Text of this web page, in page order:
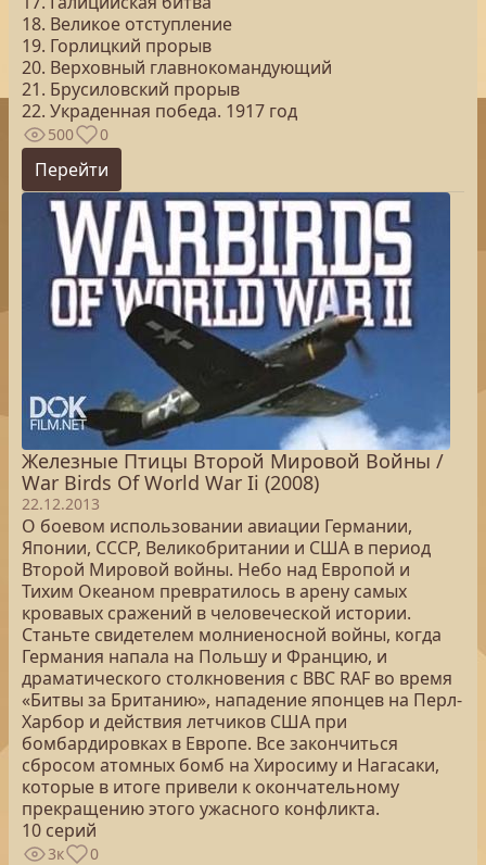
18. Великое отступление
19. Горлицкий прорыв
20. Верховный главнокомандующий
21. Брусиловский прорыв
22. Украденная победа. 1917 год
500 0
Перейти
Железные Птицы Второй Мировой Войны /
War Birds Of World War Ii (2008)
22.12.2013
О боевом использовании авиации Германии,
Японии, СССР, Великобритании и США в период
Второй Мировой войны. Небо над Европой и
Тихим Океаном превратилось в арену самых
кровавых сражений в человеческой истории.
Станьте свидетелем молниеносной войны, когда
Германия напала на Польшу и Францию, и
драматического столкновения с ВВС RAF во время
«Битвы за Британию», нападение японцев на Перл-
Харбор и действия летчиков США при
бомбардировках в Европе. Все закончиться
сбросом атомных бомб на Хиросиму и Нагасаки,
которые в итоге привели к окончательному
прекращению этого ужасного конфликта.
10 серий
3к 0